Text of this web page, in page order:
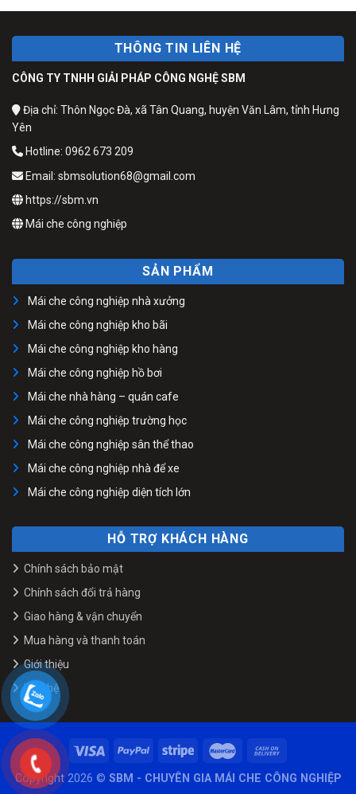
THÔNG TIN LIÊN HỆ
CÔNG TY TNHH GIẢI PHÁP CÔNG NGHỆ SBM
Địa chỉ: Thôn Ngọc Đà, xã Tân Quang, huyện Văn Lâm, tỉnh Hưng
Yên
Hotline: 0962 673 209
Email: sbmsolution68@gmail.com
https://sbm.vn
Mái che công nghiệp
SẢN PHẨM
Mái che công nghiệp nhà xưởng
Mái che công nghiệp kho bãi
Mái che công nghiệp kho hàng
Mái che công nghiệp hồ bơi
Mái che nhà hàng – quán cafe
Mái che công nghiệp trường học
Mái che công nghiệp sân thể thao
Mái che công nghiệp nhà để xe
Mái che công nghiệp diện tích lớn
HỖ TRỢ KHÁCH HÀNG
Chính sách bảo mật
Chính sách đổi trả hàng
Giao hàng & vận chuyển
Mua hàng và thanh toán
Giới thiệu
Liên hệ
Copyright 2026 © SBM - CHUYÊN GIA MÁI CHE CÔNG NGHIỆP